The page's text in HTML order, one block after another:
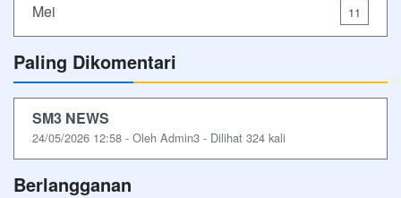
Mei 11
Paling Dikomentari
SM3 NEWS
24/05/2026 12:58 - Oleh Admin3 - Dilihat 324 kali
Berlangganan